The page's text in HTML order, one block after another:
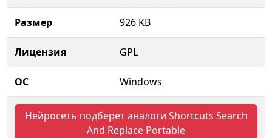
Размер 926 KB
Лицензия GPL
ОС Windows
Нейросеть подберет аналоги Shortcuts Search
And Replace Portable